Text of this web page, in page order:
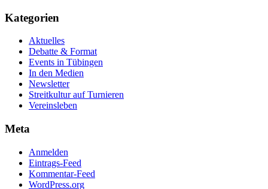
Kategorien
Aktuelles
Debatte & Format
Events in Tübingen
In den Medien
Newsletter
Streitkultur auf Turnieren
Vereinsleben
Meta
Anmelden
Eintrags-Feed
Kommentar-Feed
WordPress.org